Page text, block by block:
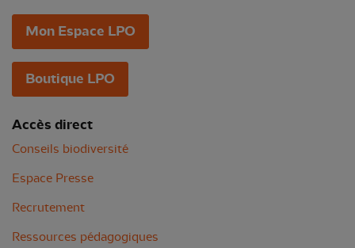
Mon Espace LPO
Boutique LPO
Accès direct
Conseils biodiversité
Espace Presse
Recrutement
Ressources pédagogiques